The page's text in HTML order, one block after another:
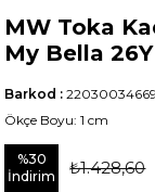
MW Toka
My Bella
Barkod :
Ökçe Boyu: 1 cm
%30
İndirim
₺1.428,60